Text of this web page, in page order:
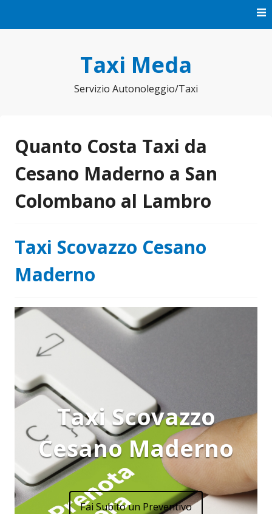
Taxi Meda
Servizio Autonoleggio/Taxi
Quanto Costa Taxi da
Cesano Maderno a San
Colombano al Lambro
Taxi Scovazzo Cesano
Maderno
Taxi Scovazzo
Cesano Maderno
Fai Subito un Preventivo